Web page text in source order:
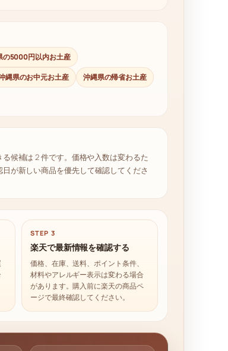
の5000円以内お土産
縄県のお中元お土産
沖縄県の帰省お土産
候補は 2 件です。価格や入数は変わるた
が新しい商品を優先して確認してくださ
STEP 3
楽天で最新情報を確認する
価格、在庫、送料、ポイント条件、
材料やアレルギー表示は変わる場合
があります。購入前に楽天の商品ペ
ージで最終確認してください。